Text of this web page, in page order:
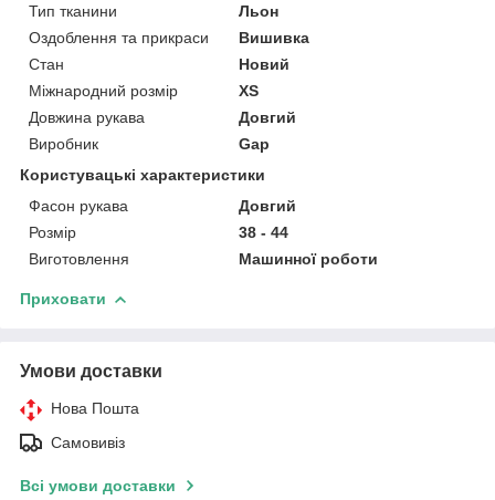
Тип тканини
Льон
Оздоблення та прикраси
Вишивка
Стан
Новий
Міжнародний розмір
XS
Довжина рукава
Довгий
Виробник
Gap
Користувацькі характеристики
Фасон рукава
Довгий
Розмір
38 - 44
Виготовлення
Машинної роботи
Приховати
Умови доставки
Нова Пошта
Самовивіз
Всі умови доставки